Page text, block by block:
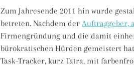
Zum Jahresende 2011 hin wurde
betreten. Nachdem der Auftraggeber,
Firmengründung und die damit
bürokratischen Hürden gemeistert
Task-Tracker, kurz Tatra, mit